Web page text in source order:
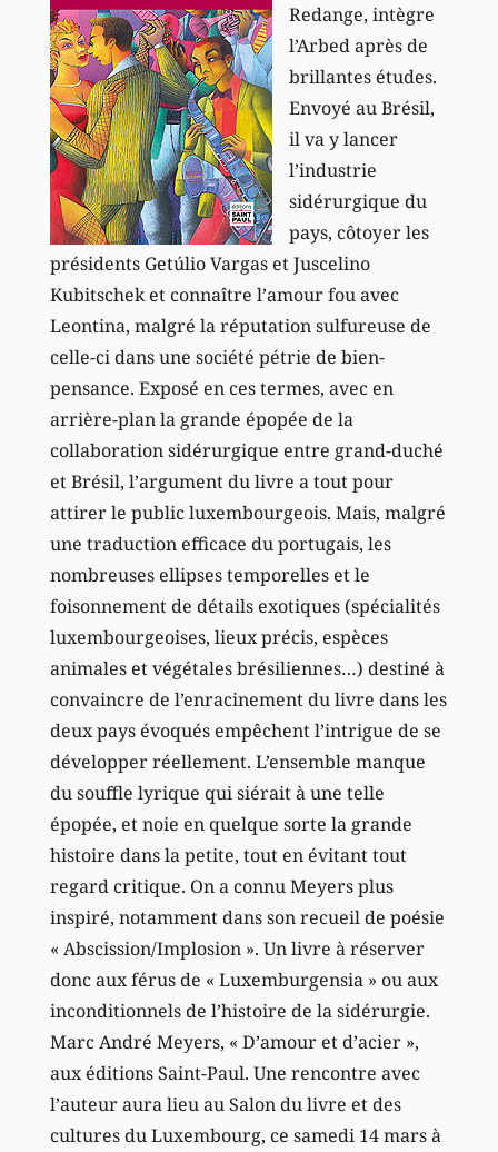
Redange, intègre
l’Arbed après de
brillantes études.
Envoyé au Brésil,
il va y lancer
l’industrie
sidérurgique du
pays, côtoyer les
présidents Getúlio Vargas et Juscelino
Kubitschek et connaître l’amour fou avec
Leontina, malgré la réputation sulfureuse de
celle-ci dans une société pétrie de bien-
pensance. Exposé en ces termes, avec en
arrière-plan la grande épopée de la
collaboration sidérurgique entre grand-duché
et Brésil, l’argument du livre a tout pour
attirer le public luxembourgeois. Mais, malgré
une traduction efficace du portugais, les
nombreuses ellipses temporelles et le
foisonnement de détails exotiques (spécialités
luxembourgeoises, lieux précis, espèces
animales et végétales brésiliennes…) destiné à
convaincre de l’enracinement du livre dans les
deux pays évoqués empêchent l’intrigue de se
développer réellement. L’ensemble manque
du souffle lyrique qui siérait à une telle
épopée, et noie en quelque sorte la grande
histoire dans la petite, tout en évitant tout
regard critique. On a connu Meyers plus
inspiré, notamment dans son recueil de poésie
« Abscission/Implosion ». Un livre à réserver
donc aux férus de « Luxemburgensia » ou aux
inconditionnels de l’histoire de la sidérurgie.
Marc André Meyers, « D’amour et d’acier »,
aux éditions Saint-Paul. Une rencontre avec
l’auteur aura lieu au Salon du livre et des
cultures du Luxembourg, ce samedi 14 mars à